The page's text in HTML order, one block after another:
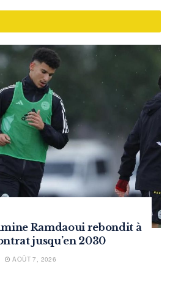
Ramdaoui rebondit à
jusqu’en 2030
AOÛT 7, 2026